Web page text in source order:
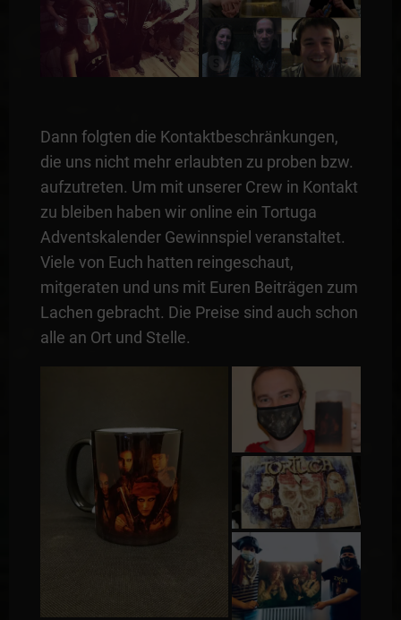
Dann folgten die Kontaktbeschränkungen,
die uns nicht mehr erlaubten zu proben bzw.
aufzutreten. Um mit unserer Crew in Kontakt
zu bleiben haben wir online ein Tortuga
Adventskalender Gewinnspiel veranstaltet.
Viele von Euch hatten reingeschaut,
mitgeraten und uns mit Euren Beiträgen zum
Lachen gebracht. Die Preise sind auch schon
alle an Ort und Stelle.